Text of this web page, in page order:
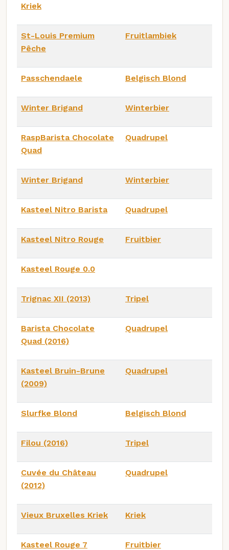
Kriek
St-Louis Premium
Pêche
Fruitlambiek
Passchendaele Belgisch Blond
Winter Brigand Winterbier
RaspBarista Chocolate
Quad
Quadrupel
Winter Brigand Winterbier
Kasteel Nitro Barista Quadrupel
Kasteel Nitro Rouge Fruitbier
Kasteel Rouge 0.0
Trignac XII (2013) Tripel
Barista Chocolate
Quad (2016)
Quadrupel
Kasteel Bruin-Brune
(2009)
Quadrupel
Slurfke Blond Belgisch Blond
Filou (2016) Tripel
Cuvée du Château
(2012)
Quadrupel
Vieux Bruxelles Kriek Kriek
Kasteel Rouge 7 Fruitbier